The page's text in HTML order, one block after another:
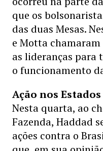
que os
das duas Mesas.
e Motta
as lideranças para
o funcionamento
Ação nos
Nesta quarta, ao
Fazenda, Haddad
ações contra o